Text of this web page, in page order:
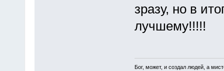
зразу, но в
лучшему!!!!!
Бог, может, и создал людей, а